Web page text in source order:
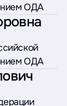
ОДА
ОДА